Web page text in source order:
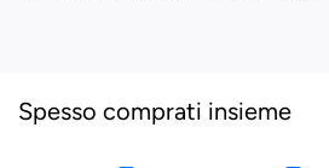
Spesso comprati insieme